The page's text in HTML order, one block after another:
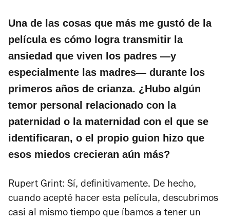
Una de las cosas que más me gustó de la
película es cómo logra transmitir la
ansiedad que viven los padres —y
especialmente las madres— durante los
primeros años de crianza. ¿Hubo algún
temor personal relacionado con la
paternidad o la maternidad con el que se
identificaran, o el propio guion hizo que
esos miedos crecieran aún más?
Rupert Grint: Sí, definitivamente. De hecho,
cuando acepté hacer esta película, descubrimos
casi al mismo tiempo que íbamos a tener un